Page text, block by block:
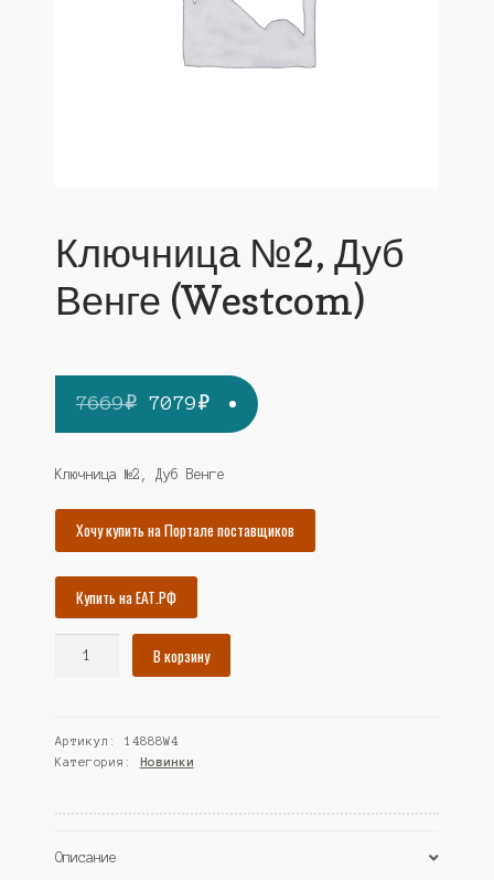
Ключница №2, Дуб
Венге (Westcom)
7669₽ Первоначальная
цена
составляла
7669₽.
7079₽Текущая
цена:
7079₽.
Ключница №2, Дуб Венге
Хочу купить на Портале поставщиков
Купить на ЕАТ.РФ
Дуб
Венге
В корзину
Артикул:14888W4
Категория: Новинки
Описание